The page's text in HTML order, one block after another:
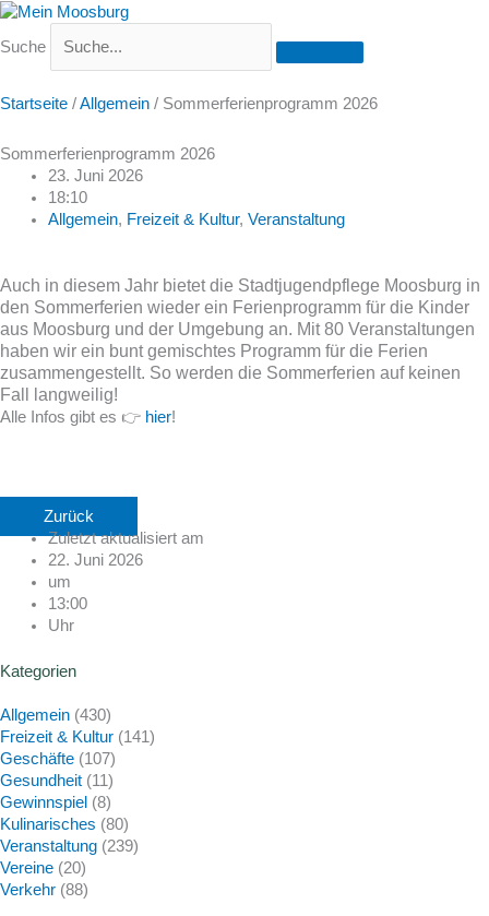
Suche
Startseite /Allgemein / Sommerferienprogramm 2026
Sommerferienprogramm 2026
23. Juni 2026
18:10
Allgemein, Freizeit & Kultur, Veranstaltung
Auch in diesem Jahr bietet die Stadtjugendpflege Moosburg in
den Sommerferien wieder ein Ferienprogramm für die Kinder
aus Moosburg und der Umgebung an. Mit 80 Veranstaltungen
haben wir ein bunt gemischtes Programm für die Ferien
zusammengestellt. So werden die Sommerferien auf keinen
Fall langweilig!
Alle Infos gibt es 👉 hier!
Zurück
Zuletzt aktualisiert am
22. Juni 2026
um
13:00
Uhr
Kategorien
Allgemein (430)
Freizeit & Kultur (141)
Geschäfte (107)
Gesundheit (11)
Gewinnspiel (8)
Kulinarisches (80)
Veranstaltung (239)
Vereine (20)
Verkehr (88)